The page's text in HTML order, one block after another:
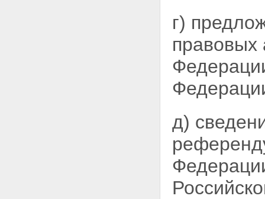
г)
правовых
д)